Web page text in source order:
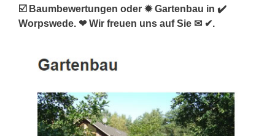
☑️ Baumbewertungen oder ✹ Gartenbau in ✔️
Worpswede. ❤ Wir freuen uns auf Sie ✉ ✔.